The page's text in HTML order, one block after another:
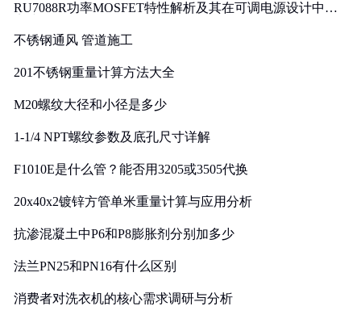
RU7088R功率MOSFET特性解析及其在可调电源设计中的
不锈钢通风 管道施工
201不锈钢重量计算方法大全
M20螺纹大径和小径是多少
1-1/4 NPT螺纹参数及底孔尺寸详解
F1010E是什么管？能否用3205或3505代换
20x40x2镀锌方管单米重量计算与应用分析
抗渗混凝土中P6和P8膨胀剂分别加多少
法兰PN25和PN16有什么区别
消费者对洗衣机的核心需求调研与分析